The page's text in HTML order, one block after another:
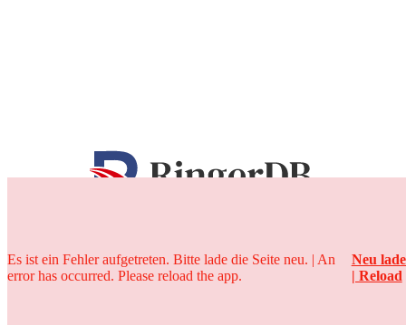
25 Jahre
Es ist ein Fehler aufgetreten. Bitte lade die Seite neu. | An
error has occurred. Please reload the app.
Neu
| Reload